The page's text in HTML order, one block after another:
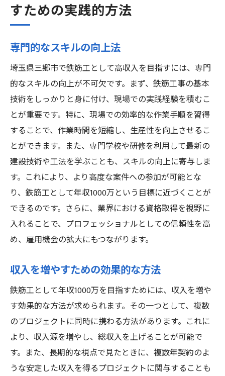
すための実践的方法
専門的なスキルの向上法
埼玉県三郷市で鉄筋工として高収入を目指すには、専門
的なスキルの向上が不可欠です。まず、鉄筋工事の基本
技術をしっかりと身に付け、現場での実践経験を積むこ
とが重要です。特に、現場での効率的な作業手順を習得
することで、作業時間を短縮し、生産性を向上させるこ
とができます。また、専門学校や研修を利用して最新の
建設技術や工法を学ぶことも、スキルの向上に寄与しま
す。これにより、より高度な案件への参加が可能とな
り、鉄筋工として年収1000万という目標に近づくことが
できるのです。さらに、業界における資格取得を視野に
入れることで、プロフェッショナルとしての信頼性を高
め、雇用機会の拡大にもつながります。
収入を増やすための効果的な方法
鉄筋工として年収1000万を目指すためには、収入を増や
す効果的な方法が求められます。その一つとして、複数
のプロジェクトに同時に携わる方法があります。これに
より、収入源を増やし、総収入を上げることが可能で
す。また、長期的な視点で見たときに、複数年契約のよ
うな安定した収入を得るプロジェクトに関与することも